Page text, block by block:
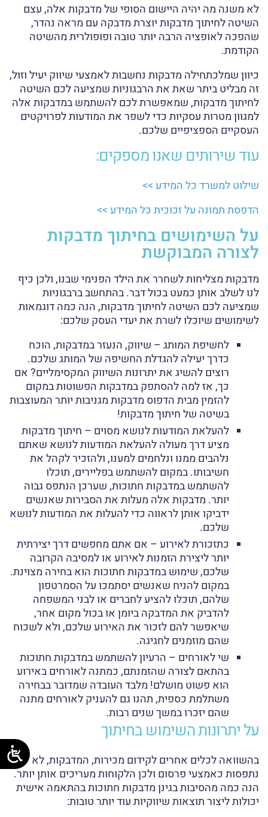
לא משנה מה יהיה היישום הסופי של מדבקות אלה, עצם
השיטה לחיתוך מדבקות יוצרת מדבקה עם מראה נהדר,
שהפכה לאופציה הרבה יותר טובה ופופולרית מהשיטה
הקודמת.
כיוון שמלכתחילה מדבקות נחשבות לאמצעי שיווק יעיל וזול,
זה מבליט ביתר שאת את הרבגוניות שמציעה לכם השיטה
לחיתוך מדבקות, שמאפשרת לכם להשתמש במדבקות אלה
למגוון מטרות עסקיות כדי לשפר את המודעות לפרויקטים
העסקיים הספציפיים שלכם.
עוד שירותים שאנו מספקים:
שילוט למשרד כל המידע >>
הדפסת תמונה על זכוכית כל המידע >>
על השימושים בחיתוך מדבקות
לצורה המבוקשת
מדבקות מצליחות לשחרר את הילד הפנימי שבנו, ולכן כיף
לנו לשלב אותן כמעט בכול דבר. בהתחשב ברבגוניות
שמציעה לכם השיטה לחיתוך מדבקות, הנה כמה דוגמאות
לשימושים שיוכלו לשרת את יעדי העסק שלכם:
לחשיפת המותג – שיווק, הנעזר במדבקות, הוכח
כדרך יעילה להגדלת החשיפה של המותג שלכם.
רוצים להשיג את יתרונות השיווק המקסימליים? אם
כך, אז למה להסתפק במדבקות הפשוטות במקום
להזמין מבית הדפוס מדבקות מגניבות יותר המעוצבות
בשיטה של חיתוך מדבקות!
להעלאת המודעות לנושא מסוים – חיתוך מדבקות
מציע דרך מעולה להעלאת המודעות לנושא שאתם
נלהבים ממנו ונלחמים למענו, ולהזכיר לקהל את
חשיבותו. במקום להשתמש בפליירים, תוכלו
להשתמש במדבקות חתוכות, שערכן הנתפס גבוה
יותר. מדבקות אלה מעלות את הסבירות שאנשים
ידביקו אותן לראווה כדי להעלות את המודעות לנושא
שלכם.
כתזכורת לאירוע – אם אתם מחפשים דרך יצירתית
יותר ליצירת הזמנות לאירוע או למסיבה הקרובה
שלכם, שימוש במדבקות חתוכות הוא בחירה מצוינת.
במקום להניח שאנשים יסתמכו על הסמרטפון
שלהם, תוכלו להציע לחברים או לבני המשפחה
להדביק את המדבקה ביומן או בכול מקום אחר,
שיאפשר להם לזכור את האירוע שלכם, ולא לשכוח
שהם מוזמנים לחגיגה.
שי לאורחים – הרעיון להשתמש במדבקות חתוכות
בהתאם לצורה שהזמנתם, כמתנה לאורחים באירוע
הוא פשוט מושלם! מלבד העובדה שמדובר בבחירה
משתלמת כספית, תהנו גם להעניק לאורחים מתנה
שהם יזכרו במשך שנים רבות.
על יתרונות השימוש בחיתוך
בהשוואה לכלים אחרים לקידום מכירות, המדבקות, לא
נתפסות כאמצעי פרסום ולכן הלקוחות מעריכים אותן יותר.
הנה כמה מהסיבות בגינן מדבקות חתוכות בהתאמה אישית
יכולות ליצור תוצאות שיווקיות עוד יותר טובות: